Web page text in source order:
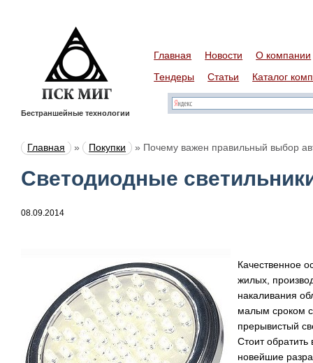
Бестраншейные технологии
Главная Новости
О компании
Тендеры
Статьи Каталог
Главная » Покупки » Почему важен правильный выбор
Cветодиодные
08.09.2014
Качественное
жилых,
накаливания
малым сроком
прерывистый
Стоит
новейшие